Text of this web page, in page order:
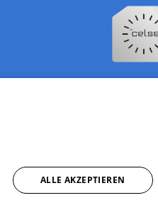
ALLE AKZEPTIEREN